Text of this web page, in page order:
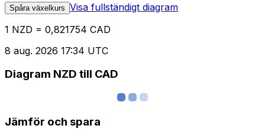
Spåra växelkurs Visa fullständigt diagram
1 NZD = 0,821754 CAD
8 aug. 2026 17:34 UTC
Diagram NZD till CAD
Jämför och spara